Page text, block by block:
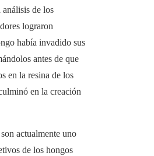
de los
lograron
había invadido sus
antes de que
en la resina de los
en la creación
actualmente uno
de los hongos